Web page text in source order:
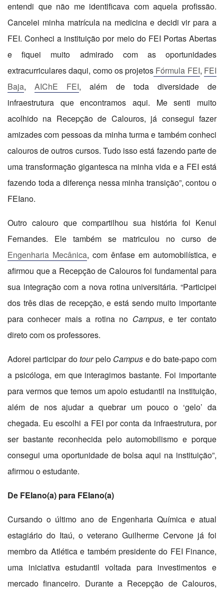
entendi que não me identificava com aquela profissão.
Cancelei minha matrícula na medicina e decidi vir para a
FEI. Conheci a instituição por meio do FEI Portas Abertas
e fiquei muito admirado com as oportunidades
extracurriculares daqui, como os projetos Fórmula FEI, FEI
Baja,AIChE FEI, além de toda diversidade de
infraestrutura que encontramos aqui. Me senti muito
acolhido na Recepção de Calouros, já consegui fazer
amizades com pessoas da minha turma e também conheci
calouros de outros cursos. Tudo isso está fazendo parte de
uma transformação gigantesca na minha vida e a FEI está
fazendo toda a diferença nessa minha transição”, contou o
FEIano.
Outro calouro que compartilhou sua história foi Kenui
Fernandes. Ele também se matriculou no curso de
Engenharia Mecânica, com ênfase em automobilística, e
afirmou que a Recepção de Calouros foi fundamental para
sua integração com a nova rotina universitária. “Participei
dos três dias de recepção, e está sendo muito importante
para conhecer mais a rotina no Campus, e ter contato
direto com os professores.
Adorei participar dotourpelo Campus e do bate-papo com
a psicóloga, em que interagimos bastante. Foi importante
para vermos que temos um apoio estudantil na instituição,
além de nos ajudar a quebrar um pouco o ‘gelo’ da
chegada. Eu escolhi a FEI por conta da infraestrutura, por
ser bastante reconhecida pelo automobilismo e porque
consegui uma oportunidade de bolsa aqui na instituição”,
afirmou o estudante.
De FEIano(a) para FEIano(a)
Cursando o último ano de Engenharia Química e atual
estagiário do Itaú, o veterano Guilherme Cervone já foi
membro da Atlética e também presidente do FEI Finance,
uma iniciativa estudantil voltada para investimentos e
mercado financeiro. Durante a Recepção de Calouros,